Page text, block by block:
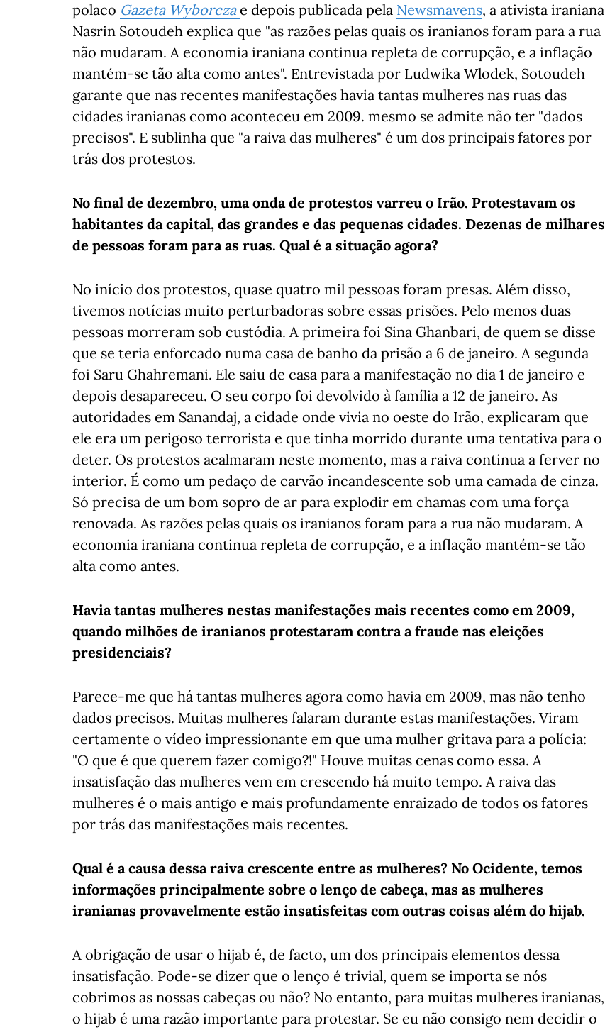
polaco Gazeta Wyborcza e depois publicada pela Newsmavens, a ativista iraniana
Nasrin Sotoudeh explica que "as razões pelas quais os iranianos foram para a rua
não mudaram. A economia iraniana continua repleta de corrupção, e a inflação
mantém-se tão alta como antes". Entrevistada por Ludwika Wlodek, Sotoudeh
garante que nas recentes manifestações havia tantas mulheres nas ruas das
cidades iranianas como aconteceu em 2009. mesmo se admite não ter "dados
precisos". E sublinha que "a raiva das mulheres" é um dos principais fatores por
trás dos protestos.
No final de dezembro, uma onda de protestos varreu o Irão. Protestavam os
habitantes da capital, das grandes e das pequenas cidades. Dezenas de milhares
de pessoas foram para as ruas. Qual é a situação agora?
No início dos protestos, quase quatro mil pessoas foram presas. Além disso,
tivemos notícias muito perturbadoras sobre essas prisões. Pelo menos duas
pessoas morreram sob custódia. A primeira foi Sina Ghanbari, de quem se disse
que se teria enforcado numa casa de banho da prisão a 6 de janeiro. A segunda
foi Saru Ghahremani. Ele saiu de casa para a manifestação no dia 1 de janeiro e
depois desapareceu. O seu corpo foi devolvido à família a 12 de janeiro. As
autoridades em Sanandaj, a cidade onde vivia no oeste do Irão, explicaram que
ele era um perigoso terrorista e que tinha morrido durante uma tentativa para o
deter. Os protestos acalmaram neste momento, mas a raiva continua a ferver no
interior. É como um pedaço de carvão incandescente sob uma camada de cinza.
Só precisa de um bom sopro de ar para explodir em chamas com uma força
renovada. As razões pelas quais os iranianos foram para a rua não mudaram. A
economia iraniana continua repleta de corrupção, e a inflação mantém-se tão
alta como antes.
Havia tantas mulheres nestas manifestações mais recentes como em 2009,
quando milhões de iranianos protestaram contra a fraude nas eleições
presidenciais?
Parece-me que há tantas mulheres agora como havia em 2009, mas não tenho
dados precisos. Muitas mulheres falaram durante estas manifestações. Viram
certamente o vídeo impressionante em que uma mulher gritava para a polícia:
"O que é que querem fazer comigo?!" Houve muitas cenas como essa. A
insatisfação das mulheres vem em crescendo há muito tempo. A raiva das
mulheres é o mais antigo e mais profundamente enraizado de todos os fatores
por trás das manifestações mais recentes.
Qual é a causa dessa raiva crescente entre as mulheres? No Ocidente, temos
informações principalmente sobre o lenço de cabeça, mas as mulheres
iranianas provavelmente estão insatisfeitas com outras coisas além do hijab.
A obrigação de usar o hijab é, de facto, um dos principais elementos dessa
insatisfação. Pode-se dizer que o lenço é trivial, quem se importa se nós
cobrimos as nossas cabeças ou não? No entanto, para muitas mulheres iranianas,
o hijab é uma razão importante para protestar. Se eu não consigo nem decidir o